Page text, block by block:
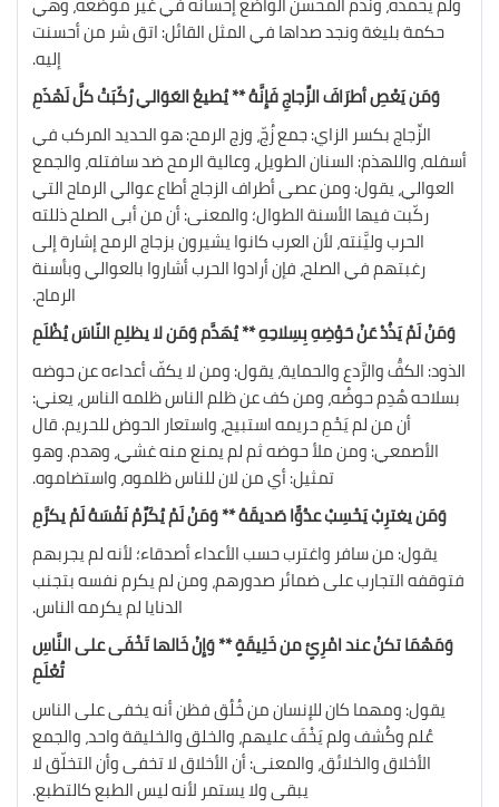
حكمة بليغة ونجد صداها في المثل القائل: اتق شر من أحسنت
إليه.
وَمَن يَعْصِ أطرَافَ الزِّجاجِ فَإِنَّهُ ** يُطيعُ العَوَالي رُكّبَتْ كلَّ لَهْذَمِ
الزِّجاج بكسر الزاي: جمع زُجّ، وزج الرمح: هو الحديد المركب في
أسفله، واللهذم: السنان الطويل، وعالية الرمح ضد سافتله، والجمع
العوالي، يقول: ومن عصى أطراف الزجاج أطاع عوالي الرماح التي
ركّبت فيها الأسنة الطوال؛ والمعنى: أن من أبى الصلح ذللته
الحرب وليَّنته، لأن العرب كانوا يشيرون بزجاج الرمح إشارة إلى
رغبتهم في الصلح، فإن أرادوا الحرب أشاروا بالعوالي وبأسنة
الرماح.
وَمَنْ لَمْ يَذُدْ عَنْ حَوْضِهِ بِسِلاحِهِ ** يُهَدَّم وَمَن لا يظلِمِ النّاسَ يُظْلَمِ
الذود: الكفُّ والرَّدع والحماية، يقول: ومن لا يكفّ أعداءه عن حوضه
بسلاحه هُدِم حوضُه، ومن كف عن ظلم الناس ظلمه الناس، يعني:
أن من لم يَحْمِ حريمه استبيح، واستعار الحوض للحريم. قال
الأصمعي: ومن ملأ حوضه ثم لم يمنع منه غشي، وهدم. وهو
تمثيل: أي من لان للناس ظلموه، واستضاموه.
وَمَن يغترِبْ يَحْسِبْ عدُوًّا صَديقَهُ ** وَمَنْ لَمْ يُكَرِّمْ نَفْسَهُ لَمْ يكرَّمِ
يقول: من سافر واغترب حسب الأعداء أصدقاء؛ لأنه لم يجربهم
فتوقفه التجارب على ضمائر صدورهم، ومن لم يكرم نفسه بتجنب
الدنايا لم يكرمه الناس.
وَمَهْمَا تكنْ عند امْرِئٍ من خَلِيقَةٍ ** وَإِنْ خَالها تَخْفَى على النَّاسِ
تُعْلَمِ
يقول: ومهما كان للإنسان من خُلُق فظن أنه يخفى على الناس
عُلم وكُشف ولم يَخْفَ عليهم، والخلق والخليقة واحد، والجمع
الأخلاق والخلائق، والمعنى: أن الأخلاق لا تخفى وأن التخلّق لا
يبقى ولا يستمر لأنه ليس الطبع كالتطبع.